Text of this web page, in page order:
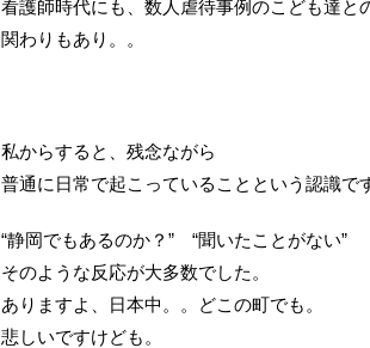
看護師時代にも、数人虐待事例のこども達と
関わりもあり。。
私からすると、残念ながら
普通に日常で起こっていることという認識で
“静岡でもあるのか？” “聞いたことがない”
そのような反応が大多数でした。
ありますよ、日本中。。どこの町でも。
悲しいですけども。